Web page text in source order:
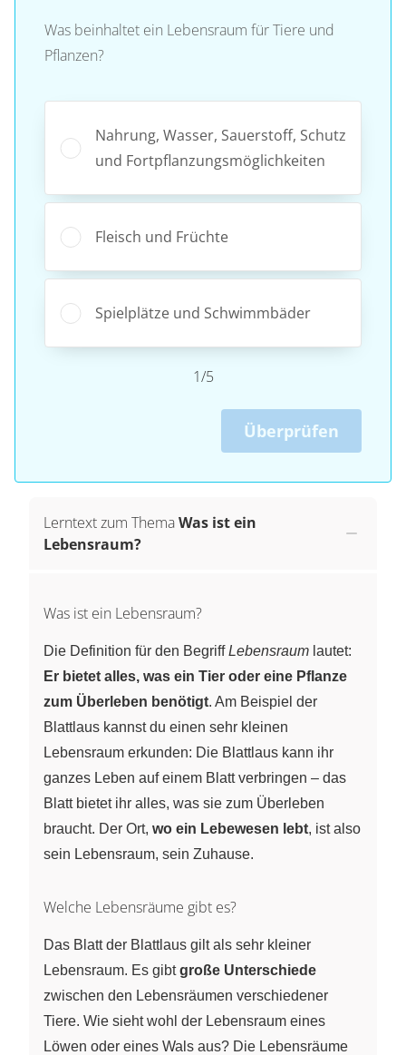
Was beinhaltet ein Lebensraum für Tiere und
Pflanzen?
Nahrung, Wasser, Sauerstoff, Schutz
und Fortpflanzungsmöglichkeiten
Fleisch und Früchte
Spielplätze und Schwimmbäder
1/5
Überprüfen
Lerntext zum ThemaWas ist ein
Lebensraum?
Was ist ein Lebensraum?
Die Definition für den BegriffLebensraum lautet:
Er bietet alles, was ein Tier oder eine Pflanze
zum Überleben benötigt. Am Beispiel der
Blattlaus kannst du einen sehr kleinen
Lebensraum erkunden: Die Blattlaus kann ihr
ganzes Leben auf einem Blatt verbringen – das
Blatt bietet ihr alles, was sie zum Überleben
braucht. Der Ort, wo ein Lebewesen lebt, ist also
sein Lebensraum, sein Zuhause.
Welche Lebensräume gibt es?
Das Blatt der Blattlaus gilt als sehr kleiner
Lebensraum. Es gibtgroße Unterschiede
zwischen den Lebensräumen verschiedener
Tiere. Wie sieht wohl der Lebensraum eines
Löwen oder eines Wals aus? Die Lebensräume